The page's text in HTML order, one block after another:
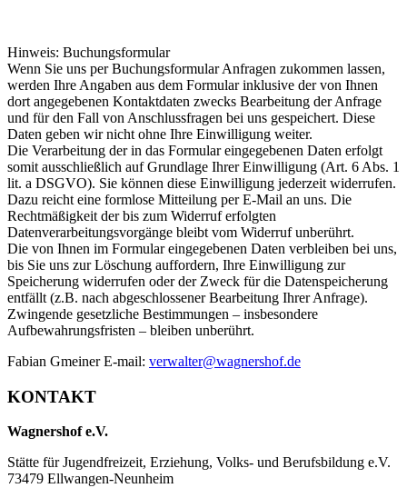
Hinweis: Buchungsformular
Wenn Sie uns per Buchungsformular Anfragen zukommen lassen,
werden Ihre Angaben aus dem Formular inklusive der von Ihnen
dort angegebenen Kontaktdaten zwecks Bearbeitung der Anfrage
und für den Fall von Anschlussfragen bei uns gespeichert. Diese
Daten geben wir nicht ohne Ihre Einwilligung weiter.
Die Verarbeitung der in das Formular eingegebenen Daten erfolgt
somit ausschließlich auf Grundlage Ihrer Einwilligung (Art. 6 Abs. 1
lit. a DSGVO). Sie können diese Einwilligung jederzeit widerrufen.
Dazu reicht eine formlose Mitteilung per E-Mail an uns. Die
Rechtmäßigkeit der bis zum Widerruf erfolgten
Datenverarbeitungsvorgänge bleibt vom Widerruf unberührt.
Die von Ihnen im Formular eingegebenen Daten verbleiben bei uns,
bis Sie uns zur Löschung auffordern, Ihre Einwilligung zur
Speicherung widerrufen oder der Zweck für die Datenspeicherung
entfällt (z.B. nach abgeschlossener Bearbeitung Ihrer Anfrage).
Zwingende gesetzliche Bestimmungen – insbesondere
Aufbewahrungsfristen – bleiben unberührt.
Fabian Gmeiner E-mail: verwalter@wagnershof.de
KONTAKT
Wagnershof e.V.
Stätte für Jugendfreizeit, Erziehung, Volks- und Berufsbildung e.V.
73479 Ellwangen-Neunheim